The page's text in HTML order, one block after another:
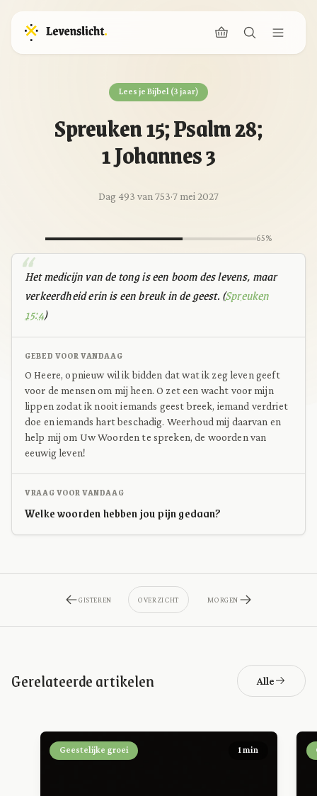
Lees je Bijbel (3 jaar)
Spreuken 15; Psalm 28;
1 Johannes 3
Dag 493 van 753·7 mei 2027
65%
Het medicijn van de tong is een boom des levens, maar
verkeerdheid erin is een breuk in de geest. (Spreuken
15:4)
GEBED VOOR VANDAAG
O Heere, opnieuw wil ik bidden dat wat ik zeg leven geeft
voor de mensen om mij heen. O zet een wacht voor mijn
lippen zodat ik nooit iemands geest breek, iemand verdriet
doe en iemands hart beschadig. Weerhoud mij daarvan en
help mij om Uw Woorden te spreken, de woorden van
eeuwig leven!
VRAAG VOOR VANDAAG
Welke woorden hebben jou pijn gedaan?
GISTEREN OVERZICHT MORGEN
Gerelateerde artikelen Alle
Geestelijke groei 1 min